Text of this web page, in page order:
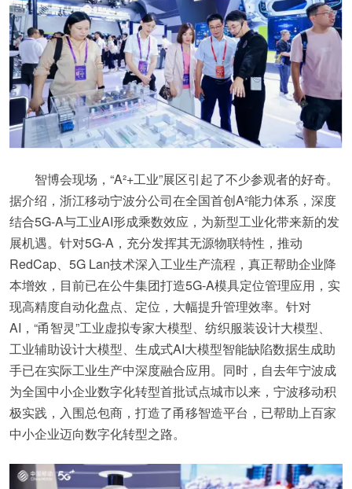
智博会现场，“A²+工业”展区引起了不少参观者的好奇。
据介绍，浙江移动宁波分公司在全国首创A²能力体系，深度
结合5G-A与工业AI形成乘数效应，为新型工业化带来新的发
展机遇。针对5G-A，充分发挥其无源物联特性，推动
RedCap、5G Lan技术深入工业生产流程，真正帮助企业降
本增效，目前已在公牛集团打造5G-A模具定位管理应用，实
现高精度自动化盘点、定位，大幅提升管理效率。针对
AI，“甬智灵”工业虚拟专家大模型、纺织服装设计大模型、
工业辅助设计大模型、生成式AI大模型智能缺陷数据生成助
手已在实际工业生产中深度融合应用。同时，自去年宁波成
为全国中小企业数字化转型首批试点城市以来，宁波移动积
极实践，入围总包商，打造了甬移智造平台，已帮助上百家
中小企业迈向数字化转型之路。